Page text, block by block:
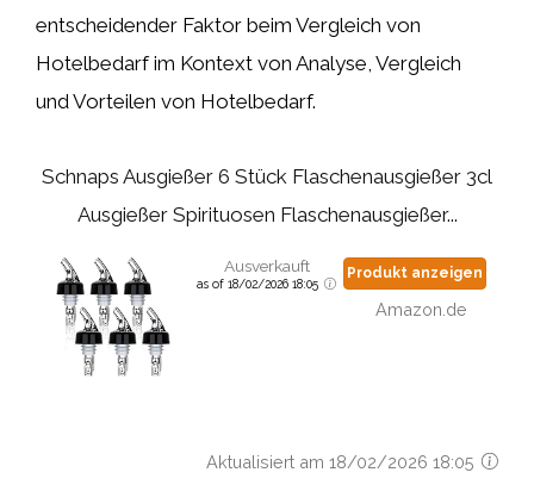
entscheidender Faktor beim Vergleich von
Hotelbedarf im Kontext von Analyse, Vergleich
und Vorteilen von Hotelbedarf.
Schnaps Ausgießer 6 Stück Flaschenausgießer 3cl
Ausgießer Spirituosen Flaschenausgießer...
Ausverkauft
as of 18/02/2026 18:05
Produkt anzeigen
Amazon.de
Aktualisiert am 18/02/2026 18:05